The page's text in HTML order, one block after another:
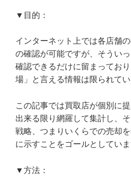
▼目的：
インターネット上では各店舗
の確認が可能ですが、そうい
確認できるだけに留まってお
場」と言える情報は限られてい
この記事では買取店が個別に
出来る限り網羅して集計し、
戦略、つまりいくらでの売却
に示すことをゴールとしていま
▼方法：